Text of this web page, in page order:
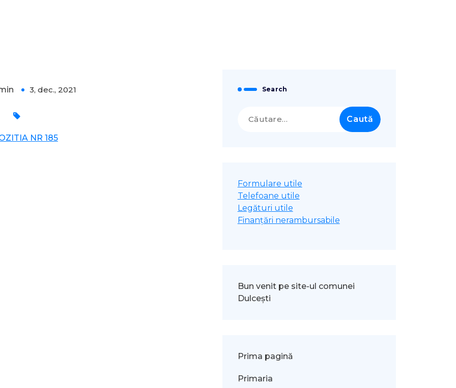
3, dec., 2021
NR 185
Search
după:
Formulare utile
Telefoane utile
Legături utile
Finanțări nerambursabile
Bun venit pe site-ul comunei
Dulcești
Prima pagină
Primaria